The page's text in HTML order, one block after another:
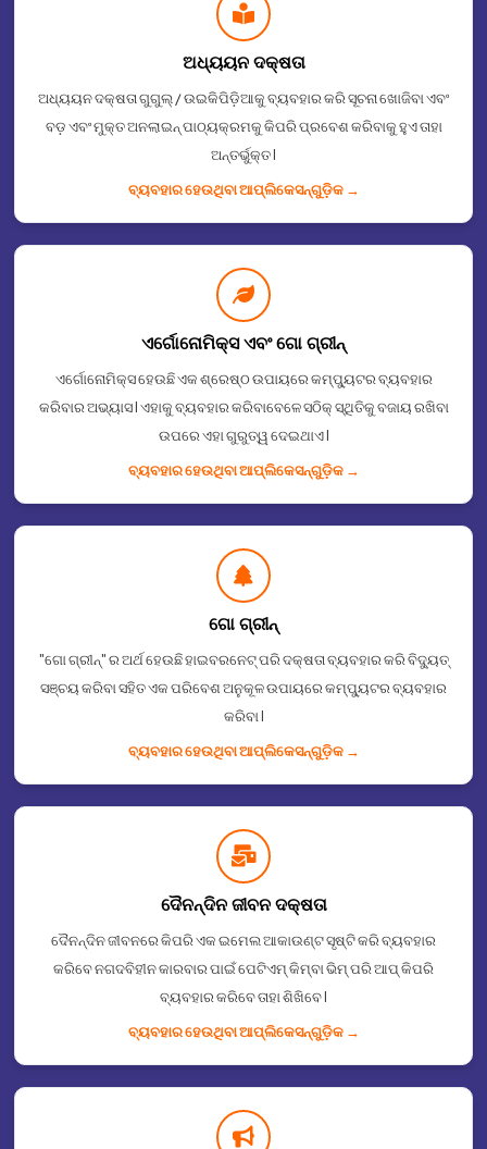
ଅଧ୍ୟୟନ ଦକ୍ଷତା
ଅଧ୍ୟୟନ ଦକ୍ଷତା ଗୁଗୁଲ୍ / ଉଇକିପିଡ଼ିଆକୁ ବ୍ୟବହାର କରି ସୂଚନା ଖୋଜିବା ଏବଂ
ବଡ଼ ଏବଂ ମୁକ୍ତ ଅନଲାଇନ୍ ପାଠ୍ୟକ୍ରମକୁ କିପରି ପ୍ରବେଶ କରିବାକୁ ହୁଏ ତାହା
ଅନ୍ତର୍ଭୁକ୍ତ I
ବ୍ୟବହାର ହେଉଥିବା ଆପ୍ଲିକେସନ୍᠎᠎᠎ଗୁଡ଼ିକ →
ଏର୍ଗୋନୋମିକ୍ସ ଏବଂ ଗୋ ଗ୍ରୀନ୍
ଏର୍ଗୋନୋମିକ୍ସ ହେଉଛି ଏକ ଶ୍ରେଷ୍ଠ ଉପାୟରେ କମ୍ପ୍ୟୁଟର ବ୍ୟବହାର
କରିବାର ଅଭ୍ୟାସ I ଏହାକୁ ବ୍ୟବହାର କରିବାବେଳେ ସଠିକ୍ ସ୍ଥିତିକୁ ବଜାୟ ରଖିବା
ଉପରେ ଏହା ଗୁରୁତ୍ୱ ଦେଇଥାଏ I
ବ୍ୟବହାର ହେଉଥିବା ଆପ୍ଲିକେସନ୍᠎᠎᠎ଗୁଡ଼ିକ →
ଗୋ ଗ୍ରୀନ୍
"ଗୋ ଗ୍ରୀନ୍" ର ଅର୍ଥ ହେଉଛି ହାଇବରନେଟ୍ ପରି ଦକ୍ଷତା ବ୍ୟବହାର କରି ବିଦ୍ୟୁତ୍
ସଞ୍ଚୟ କରିବା ସହିତ ଏକ ପରିବେଶ ଅନୁକୂଳ ଉପାୟରେ କମ୍ପ୍ୟୁଟର ବ୍ୟବହାର
କରିବା I
ବ୍ୟବହାର ହେଉଥିବା ଆପ୍ଲିକେସନ୍᠎᠎᠎ଗୁଡ଼ିକ →
ଦୈନନ୍ଦିନ ଜୀବନ ଦକ୍ଷତା
ଦୈନନ୍ଦିନ ଜୀବନରେ କିପରି ଏକ ଇମେଲ ଆକାଉଣ୍ଟ ସୃଷ୍ଟି କରି ବ୍ୟବହାର
କରିବେ ନଗଦବିହୀନ କାରବାର ପାଇଁ ପେଟିଏମ୍ କିମ୍ବା ଭିମ୍ ପରି ଆପ୍ କିପରି
ବ୍ୟବହାର କରିବେ ତାହା ଶିଖିବେ I
ବ୍ୟବହାର ହେଉଥିବା ଆପ୍ଲିକେସନ୍᠎᠎᠎ଗୁଡ଼ିକ →